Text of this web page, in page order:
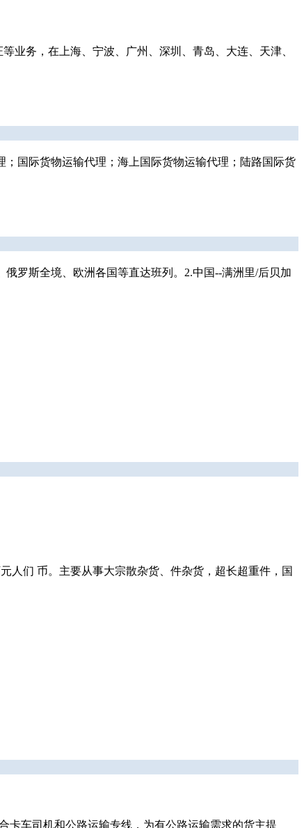
业务，在上海、宁波、广州、深圳、青岛、大连、天津、
国际货物运输代理；海上国际货物运输代理；陆路国际货
罗斯全境、欧洲各国等直达班列。2.中国--满洲里/后贝加
人们 币。主要从事大宗散杂货、件杂货，超长超重件，国
卡车司机和公路运输专线，为有公路运输需求的货主提